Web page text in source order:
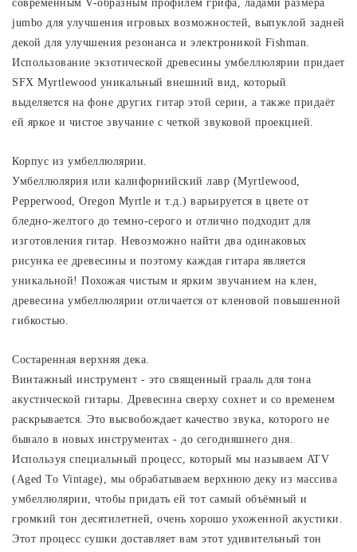
современным V-образным профилем грифа, ладами размера
jumbo для улучшения игровых возможностей, выпуклой задней
декой для улучшения резонанса и электроникой Fishman.
Использование экзотической древесины умбеллюлярии придает
SFX Myrtlewood уникальный внешний вид, который
выделяется на фоне других гитар этой серии, а также придаёт
ей яркое и чистое звучание с четкой звуковой проекцией.
Корпус из умбеллюлярии.
Умбеллюлярия или калифорнийский лавр (Myrtlewood,
Pepperwood, Oregon Myrtle и т.д.) варьируется в цвете от
бледно-желтого до темно-серого и отлично подходит для
изготовления гитар. Невозможно найти два одинаковых
рисунка ее древесины и поэтому каждая гитара является
уникальной! Похожая чистым и ярким звучанием на клен,
древесина умбеллюлярии отличается от кленовой повышенной
гибкостью.
Состаренная верхняя дека.
Винтажный инструмент - это священный грааль для тона
акустической гитары. Древесина сверху сохнет и со временем
раскрывается. Это высвобождает качество звука, которого не
бывало в новых инструментах - до сегодняшнего дня.
Используя специальный процесс, который мы называем ATV
(Aged To Vintage), мы обрабатываем верхнюю деку из массива
умбеллюлярии, чтобы придать ей тот самый объёмный и
громкий тон десятилетней, очень хорошо ухоженной акустики.
Этот процесс сушки доставляет вам этот удивительный тон